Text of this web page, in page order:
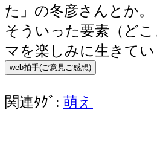
た」の冬彦さんとか。
そういった要素（ど
マを楽しみに生きて
関連ﾀｸﾞ: 萌え